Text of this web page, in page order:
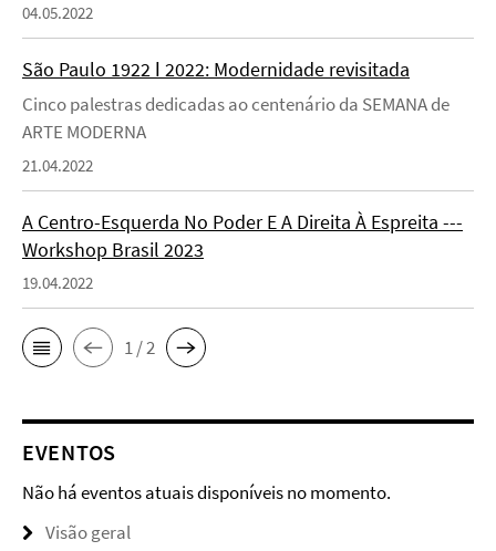
04.05.2022
São Paulo 1922 ǀ 2022: Modernidade revisitada
Cinco palestras dedicadas ao centenário da SEMANA de
ARTE MODERNA
21.04.2022
A Centro-Esquerda No Poder E A Direita À Espreita ---
Workshop Brasil 2023
19.04.2022
1 / 2
EVENTOS
Não há eventos atuais disponíveis no momento.
Visão geral